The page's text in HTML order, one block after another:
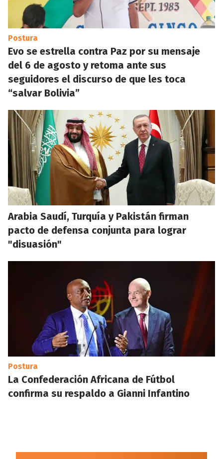
Postura
Evo se estrella contra Paz por su mensaje
del 6 de agosto y retoma ante sus
seguidores el discurso de que les toca
“salvar Bolivia”
Arabia Saudí, Turquía y Pakistán firman
pacto de defensa conjunta para lograr
"disuasión"
Postura
La Confederación Africana de Fútbol
confirma su respaldo a Gianni Infantino